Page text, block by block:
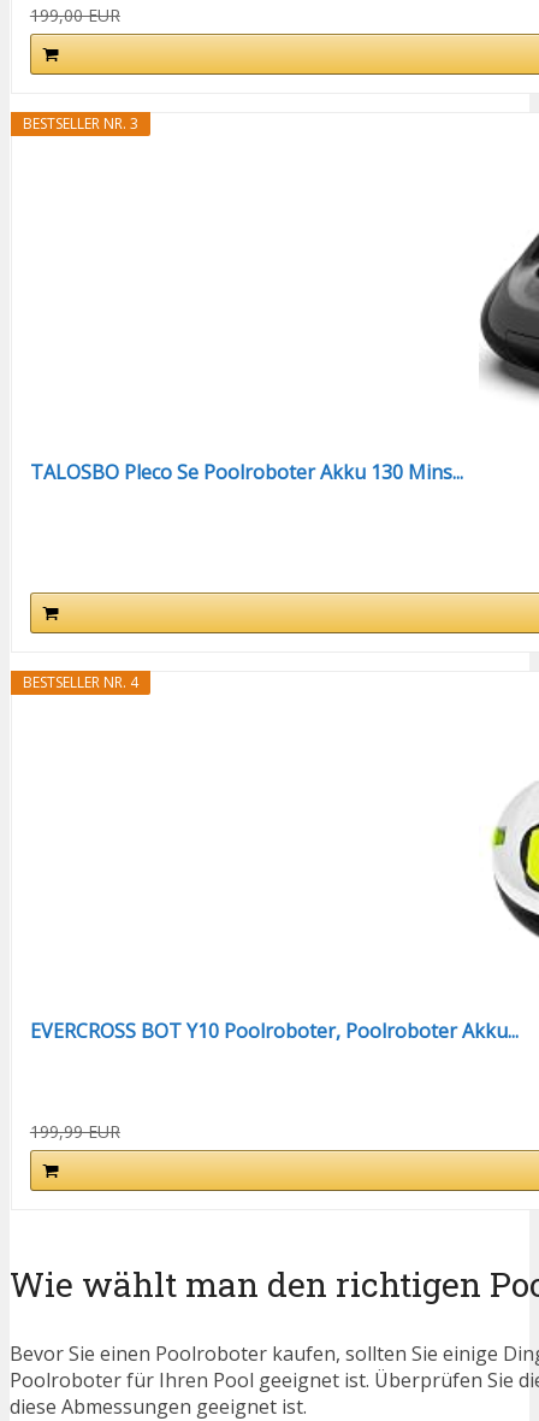
199,00 EUR
BESTSELLER NR. 3
TALOSBO Pleco Se Poolroboter Akku 130 Mins...
BESTSELLER NR. 4
EVERCROSS BOT Y10 Poolroboter, Poolroboter Akku...
199,99 EUR
Wie wählt man den richtigen
Bevor Sie einen Poolroboter kaufen, sollten Sie einige
Poolroboter für Ihren Pool geeignet ist. Überprüfen Sie
diese Abmessungen geeignet ist.